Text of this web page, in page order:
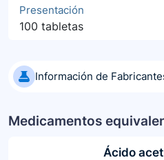
Presentación
100 tabletas
Información de
Medicamentos
Ácido